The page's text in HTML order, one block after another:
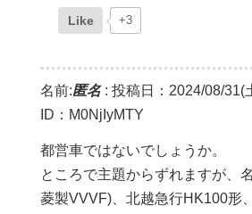
Like +3
名前:匿名: 投稿日：2024/08/31(
ID：M0NjIyMTY
都営車ではないでしょうか。
ところで主題からずれますが、
菱製VVVF)、北越急行HK100形